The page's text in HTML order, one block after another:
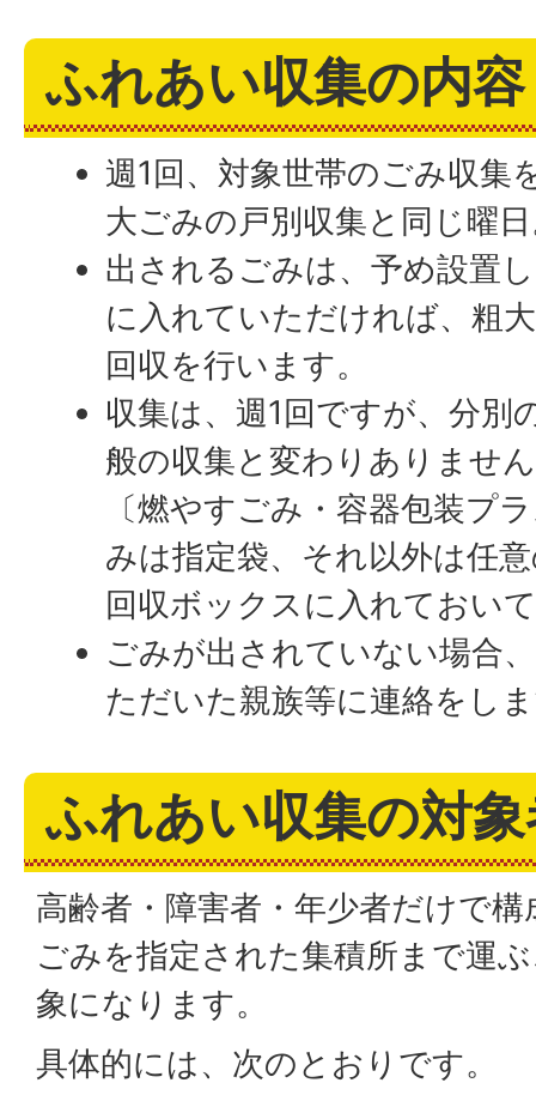
ふれあい収集の内容
週1回、対象世帯のごみ収集
大ごみの戸別収集と同じ曜
出されるごみは、予め設置
に入れていただければ、粗
回収を行います。
収集は、週1回ですが、分別
般の収集と変わりありませ
〔燃やすごみ・容器包装プ
みは指定袋、それ以外は任
回収ボックスに入れておい
ごみが出されていない場合
ただいた親族等に連絡をし
ふれあい収集の対
高齢者・障害者・年少者だけで
ごみを指定された集積所まで運
象になります。
具体的には、次のとおりです。